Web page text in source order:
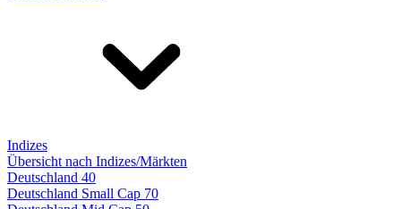
Indizes
Übersicht nach Indizes/Märkten
Deutschland 40
Deutschland Small Cap 70